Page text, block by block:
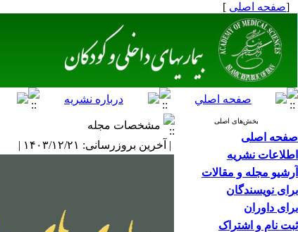
[صفحه اصلی ]
بخش‌های اصلی
صفحه اصلی
اطلاعات نشریه
آرشیو مجله و مقالات
برای نویسندگان
برای داوران
ثبت نام و اشتراک
مشخصات مجله
| آخرین بروزرسانی: ۱۴۰۳/۱۲/۲۱ |